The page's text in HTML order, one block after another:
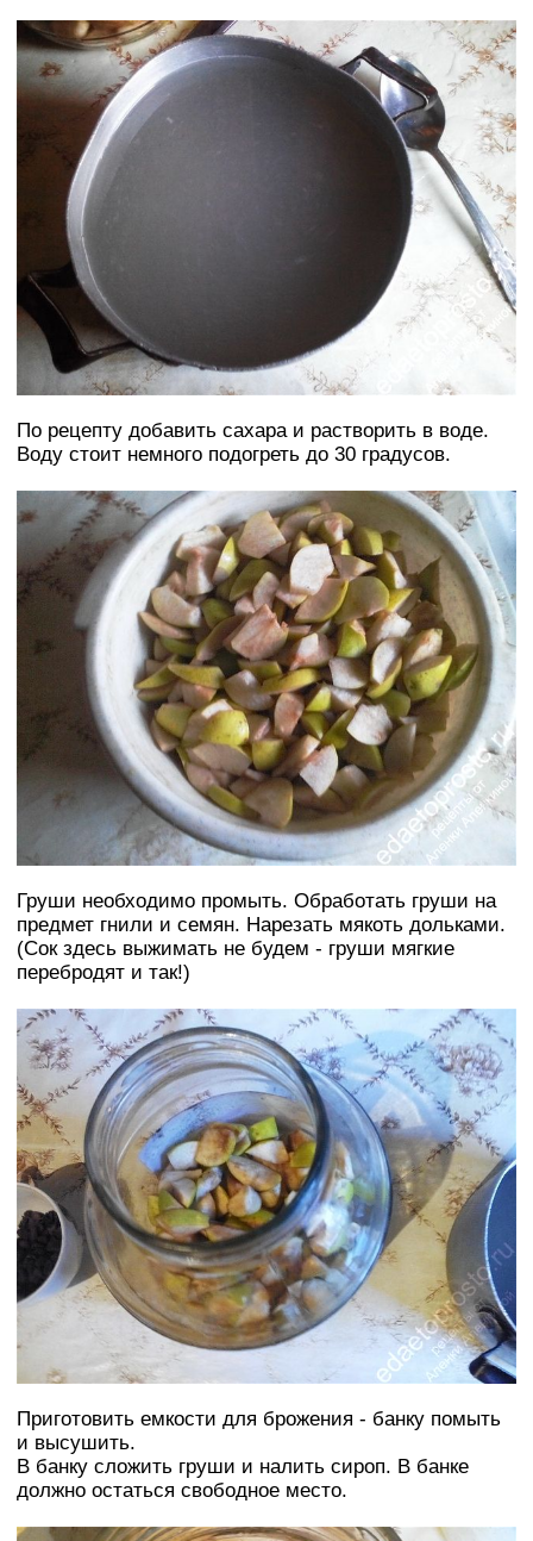
По рецепту добавить сахара и растворить в воде.
Воду стоит немного подогреть до 30 градусов.
Груши необходимо промыть. Обработать груши на
предмет гнили и семян. Нарезать мякоть дольками.
(Сок здесь выжимать не будем - груши мягкие
перебродят и так!)
Приготовить емкости для брожения - банку помыть
и высушить.
В банку сложить груши и налить сироп. В банке
должно остаться свободное место.